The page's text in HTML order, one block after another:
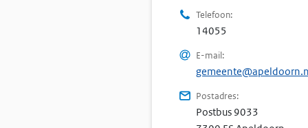
Telefoon:
14055
E-mail:
Postadres:
Postbus 9033